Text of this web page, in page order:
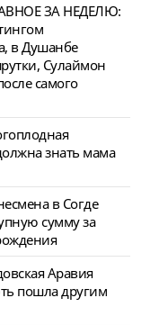
ЗА НЕДЕЛЮ:
в Душанбе
Сулаймон
самого
знать мама
в Согде
сумму за
Аравия
пошла другим